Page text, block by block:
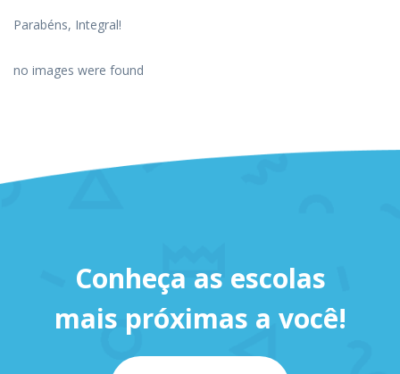
Parabéns, Integral!
no images were found
Conheça as escolas
mais próximas a você!